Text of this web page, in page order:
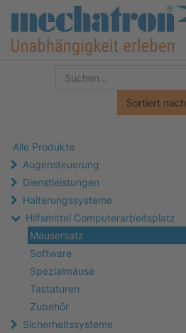
Sortiert nach
Alle Produkte
Augensteuerung
Dienstleistungen
Halterungssysteme
Hilfsmittel Computerarbeitsplatz
Mausersatz
Software
Spezialmäuse
Tastaturen
Zubehör
Sicherheitssysteme